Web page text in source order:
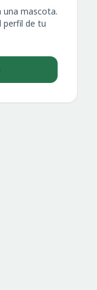
una mascota.
perfil de tu